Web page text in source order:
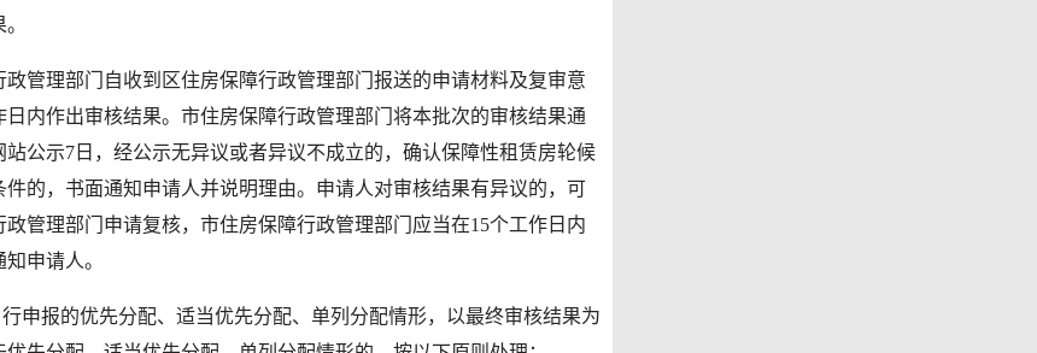
理部门自收到区住房保障行政管理部门报送的申请材料及复审意
日内作出审核结果。市住房保障行政管理部门将本批次的审核结果通
站公示7日，经公示无异议或者异议不成立的，确认保障性租赁房轮候
件的，书面通知申请人并说明理由。申请人对审核结果有异议的，可
政管理部门申请复核，市住房保障行政管理部门应当在15个工作日内
申请人。
报的优先分配、适当优先分配、单列分配情形，以最终审核结果为